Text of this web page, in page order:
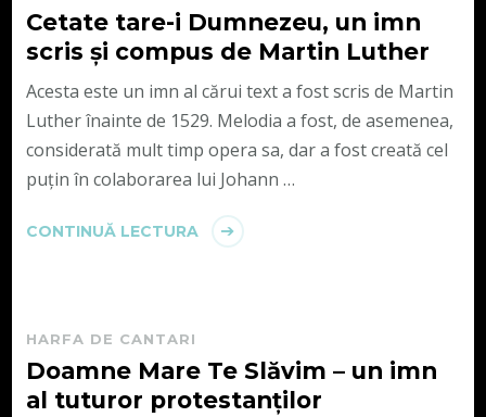
Cetate tare-i Dumnezeu, un imn
scris și compus de Martin Luther
Acesta este un imn al cărui text a fost scris de Martin
Luther înainte de 1529. Melodia a fost, de asemenea,
considerată mult timp opera sa, dar a fost creată cel
puțin în colaborarea lui Johann …
CONTINUĂ LECTURA
HARFA DE CANTARI
Doamne Mare Te Slăvim – un imn
al tuturor protestanților